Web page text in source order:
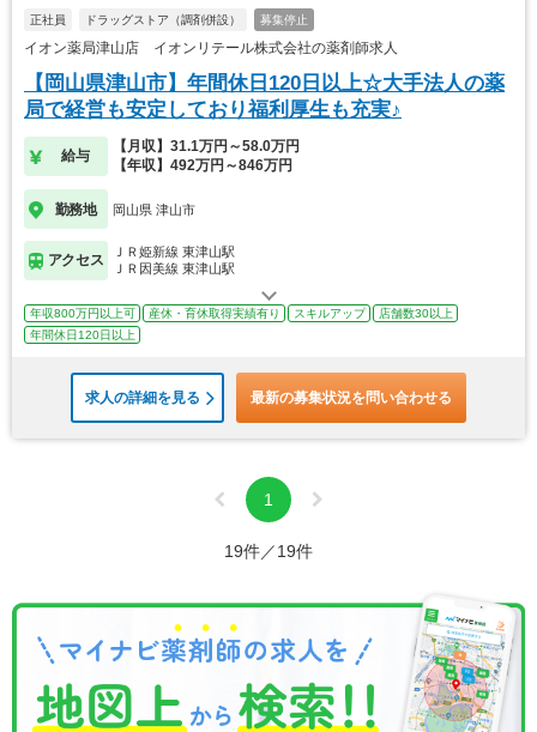
正社員 ドラッグストア（調剤併設） 募集停止
イオン薬局津山店 イオンリテール株式会社の薬剤師求人
【岡山県津山市】年間休日120日以上☆大手法人の薬
局で経営も安定しており福利厚生も充実♪
給与
【月収】31.1万円～58.0万円
【年収】492万円～846万円
勤務地 岡山県 津山市
アクセス
ＪＲ姫新線 東津山駅
ＪＲ因美線 東津山駅
年収800万円以上可 産休・育休取得実績有り スキルアップ
店舗数30以上
年間休日120日以上
求人の詳細を見る 最新の募集状況を問い合わせる
1
19件／19件